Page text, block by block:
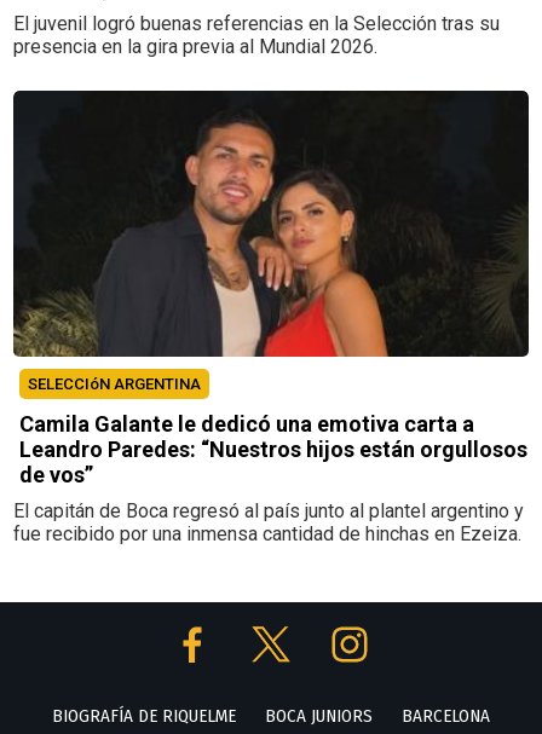
El juvenil logró buenas referencias en la Selección tras su
presencia en la gira previa al Mundial 2026.
SELECCIóN ARGENTINA
Camila Galante le dedicó una emotiva carta a
Leandro Paredes: “Nuestros hijos están orgullosos
de vos”
El capitán de Boca regresó al país junto al plantel argentino y
fue recibido por una inmensa cantidad de hinchas en Ezeiza.
BIOGRAFÍA DE RIQUELME BOCA JUNIORS BARCELONA